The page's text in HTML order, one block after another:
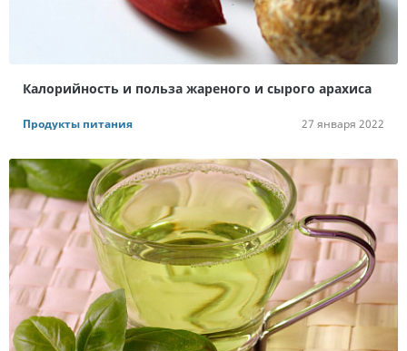
Калорийность и польза жареного и сырого арахиса
Продукты питания 27 января 2022